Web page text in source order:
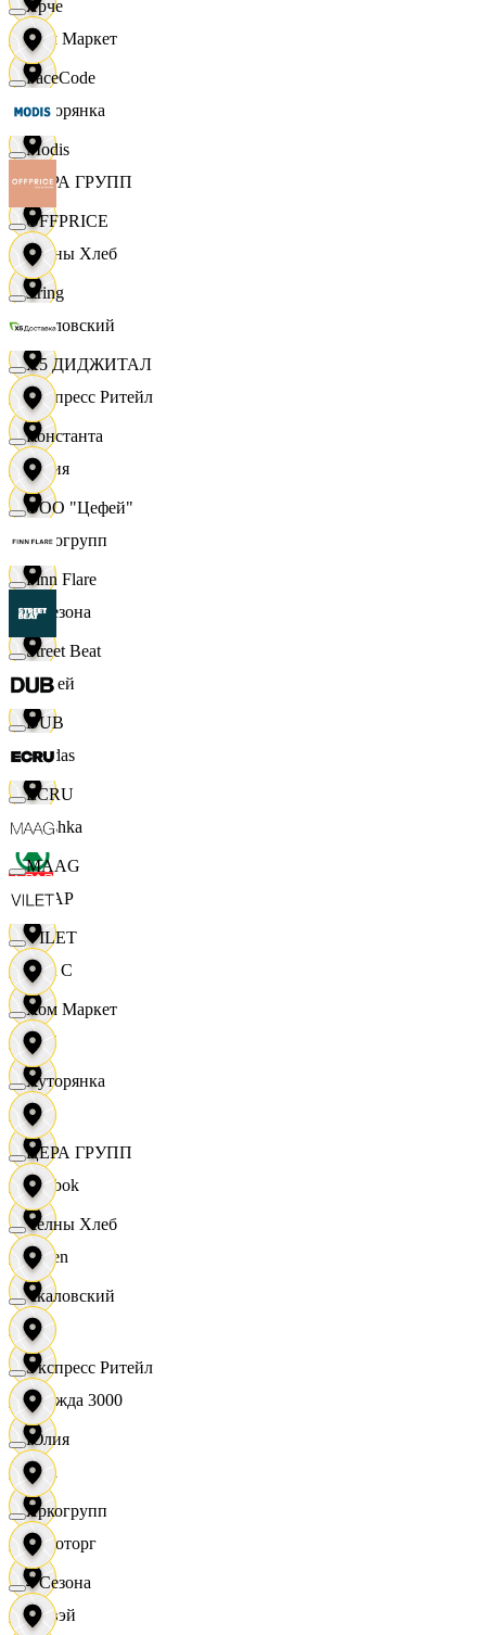
Хом Маркет
Хуторянка
ЦЕРА ГРУПП
Челны Хлеб
Чкаловский
Экспресс Ритейл
Юлия
Яркогрупп
4 Сезона
7 дней
Adidas
Bershka
СПАР
M A C
OBI
RE
Reebok
Seven
XC
Одежда 3000
Zara
Агроторг
Амвэй
Ярче
FaceCode
Modis
OFFPRICE
string
X5 ДИДЖИТАЛ
Константа
ООО "Цефей"
Finn Flare
Street Beat
DUB
ECRU
MAAG
VILET
Хом Маркет
Хуторянка
ЦЕРА ГРУПП
Челны Хлеб
Чкаловский
Экспресс Ритейл
Юлия
Яркогрупп
4 Сезона